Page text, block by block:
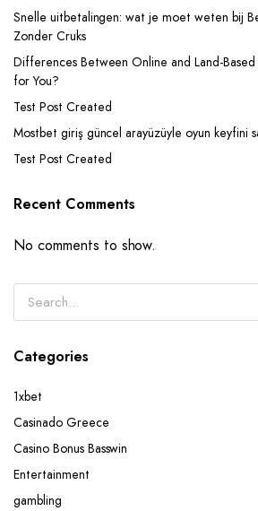
Snelle uitbetalingen: wat je moet weten bij
Zonder Cruks
Differences Between Online and Land-
for You?
Test Post Created
Mostbet giriş güncel arayüzüyle oyun keyfini
Test Post Created
Recent Comments
No comments to show.
Categories
1xbet
Casinado Greece
Casino Bonus Basswin
Entertainment
gambling